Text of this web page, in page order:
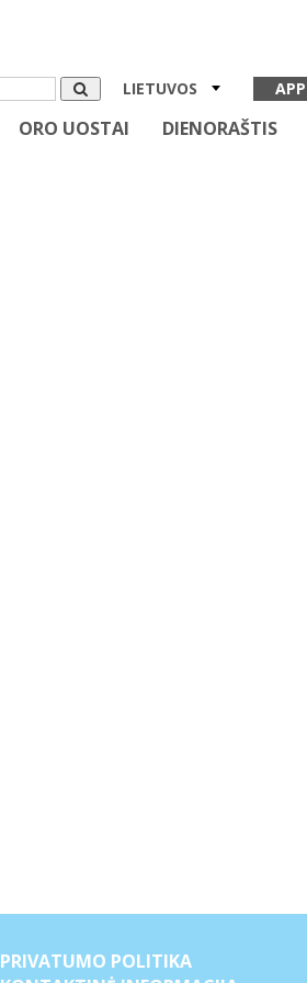
APP
LIETUVOS
ORO UOSTAI DIENORAŠTIS
PRIVATUMO POLITIKA